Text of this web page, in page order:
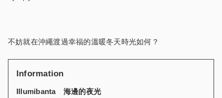
不妨就在沖繩渡過幸福的溫暖冬天時光如何？
Information
Illumibanta海邊的夜光